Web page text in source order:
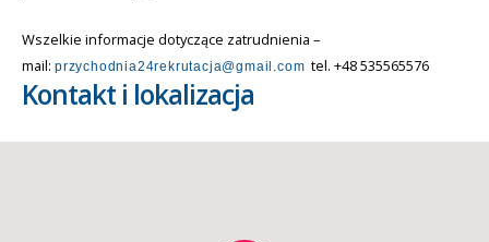
Wszelkie informacje dotyczące zatrudnienia –
mail: przychodnia24rekrutacja@gmail.com tel. +48 535565576
Kontakt i lokalizacja